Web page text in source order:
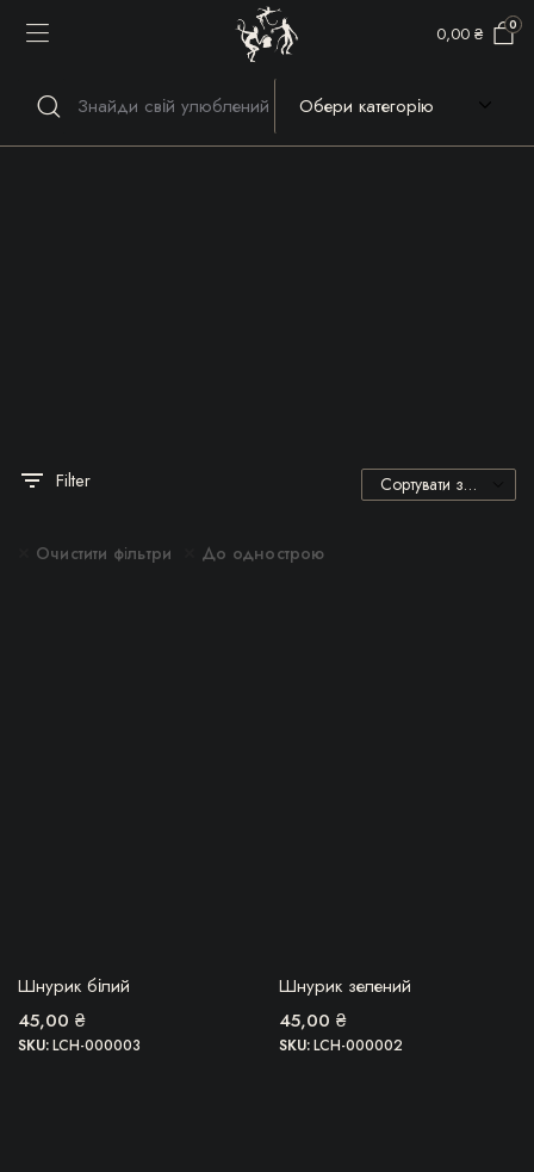
0,00 ₴ 0
Filter
Очистити фільтри До однострою
БЕРУ!
Шнурик білий
45,00 ₴
SKU:LCH-000003
БЕРУ!
Шнурик зелений
45,00 ₴
SKU:LCH-000002